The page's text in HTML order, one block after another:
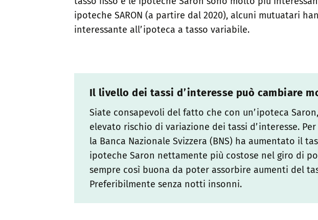
ipoteche SARON (a partire dal 2020), alcuni mutuatari
interessante all’ipoteca a tasso variabile.
Il livello dei tassi d’interesse può cambiare
Siate consapevoli del fatto che con un’ipoteca
elevato rischio di variazione dei tassi d’interesse.
la Banca Nazionale Svizzera (BNS) ha aumentato il
ipoteche Saron nettamente più costose nel giro di
sempre così buona da poter assorbire aumenti del
Preferibilmente senza notti insonni.